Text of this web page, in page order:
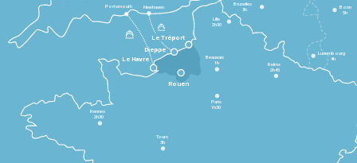
Le Havre
Dieppe
Le Tréport
Rennes
2h30
Tours
3h
Paris
1h30
Beauvais
1h
Reims
2h45
Lille
2h30
Bruxelles
3h
Newhaven
Portsmouth
Bonn
5h
Luxembourg
4h
Rouen